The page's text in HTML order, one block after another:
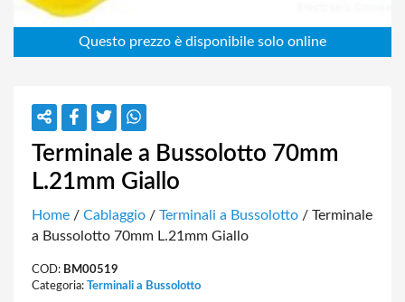
Terminale a Bussolotto 70mm
L.21mm Giallo
Home / Cablaggio / Terminali a Bussolotto / Terminale
a Bussolotto 70mm L.21mm Giallo
COD: BM00519
Categoria: Terminali a Bussolotto